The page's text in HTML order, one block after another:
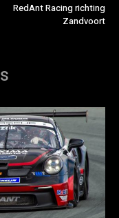
RedAnt Racing richting
Zandvoort